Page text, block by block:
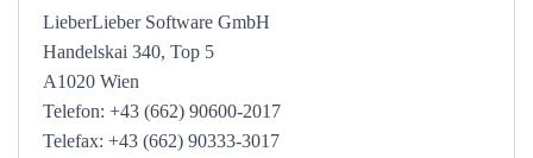
LieberLieber Software GmbH
Handelskai 340, Top 5
A1020 Wien
Telefon: +43 (662) 90600-2017
Telefax: +43 (662) 90333-3017